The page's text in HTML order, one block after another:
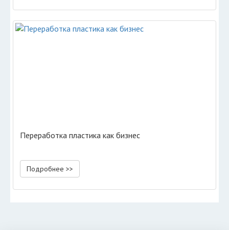
Переработка пластика как бизнес
Подробнее >>